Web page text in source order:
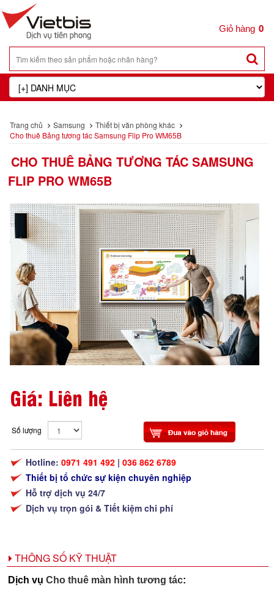
0
Trang chủ Samsung
Thiết bị văn phòng khác
Cho thuê Bảng tương tác Samsung Flip Pro WM65B
CHO THUÊ BẢNG TƯƠNG TÁC SAMSUNG
FLIP PRO WM65B
Giá: Liên hệ
Số lượng
Hotline: 0971 491 492 | 036 862 6789
Thiết bị tổ chức sự kiện chuyên nghiệp
Hỗ trợ dịch vụ 24/7
Dịch vụ trọn gói & Tiết kiệm chi phí
THÔNG SỐ KỸ THUẬT
Dịch vụ Cho thuê màn hình tương tác: